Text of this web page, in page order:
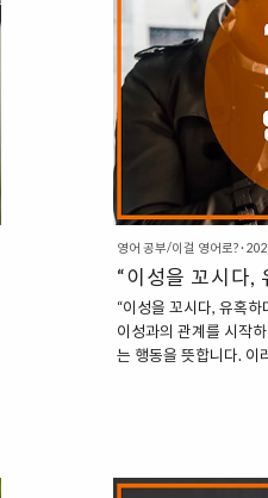
영어 공부/이걸 영어로?·
“이성을 꼬시다,
“이성을 꼬시다, 유혹하
이성과의 관계를 시작
는 행동을 뜻합니다. 이
someone.” (나는 바에